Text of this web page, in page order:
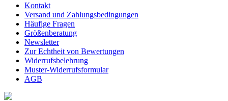
Kontakt
Versand und Zahlungsbedingungen
Häufige Fragen
Größenberatung
Newsletter
Zur Echtheit von Bewertungen
Widerrufsbelehrung
Muster-Widerrufsformular
AGB